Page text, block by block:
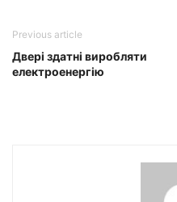
Previous article
Двері здатні виробляти
електроенергію